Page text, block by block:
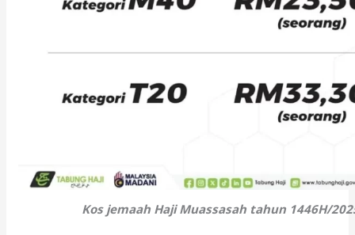
Kos jemaah Haji Muassasah tahun 1446H/